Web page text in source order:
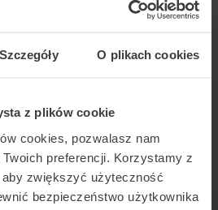
Szczegóły O plikach cookies
z plików cookie
cookies, pozwalasz nam
preferencji. Korzystamy z
aby zwiększyć użyteczność
bezpieczeństwo użytkownika
ADHD)
kierunku ADHD dzieci
w 35 innych miastach. Sprawdź
miastach.